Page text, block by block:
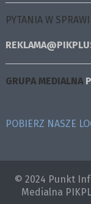
PYTANIA W
GRUPA MEDIALNA
POBIERZ NASZE
© 2024 Punkt
Medialna